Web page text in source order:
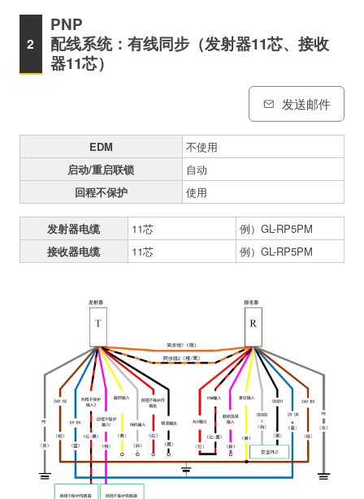
PNP
配线系统：有线同步（发射器11芯、接收
器11芯）
发送邮件
EDM
不使用
启动/重启联锁
自动
回程不保护
使用
发射器电缆 11芯
例）GL-RP5PM
接收器电缆
11芯 例）GL-RP5PM